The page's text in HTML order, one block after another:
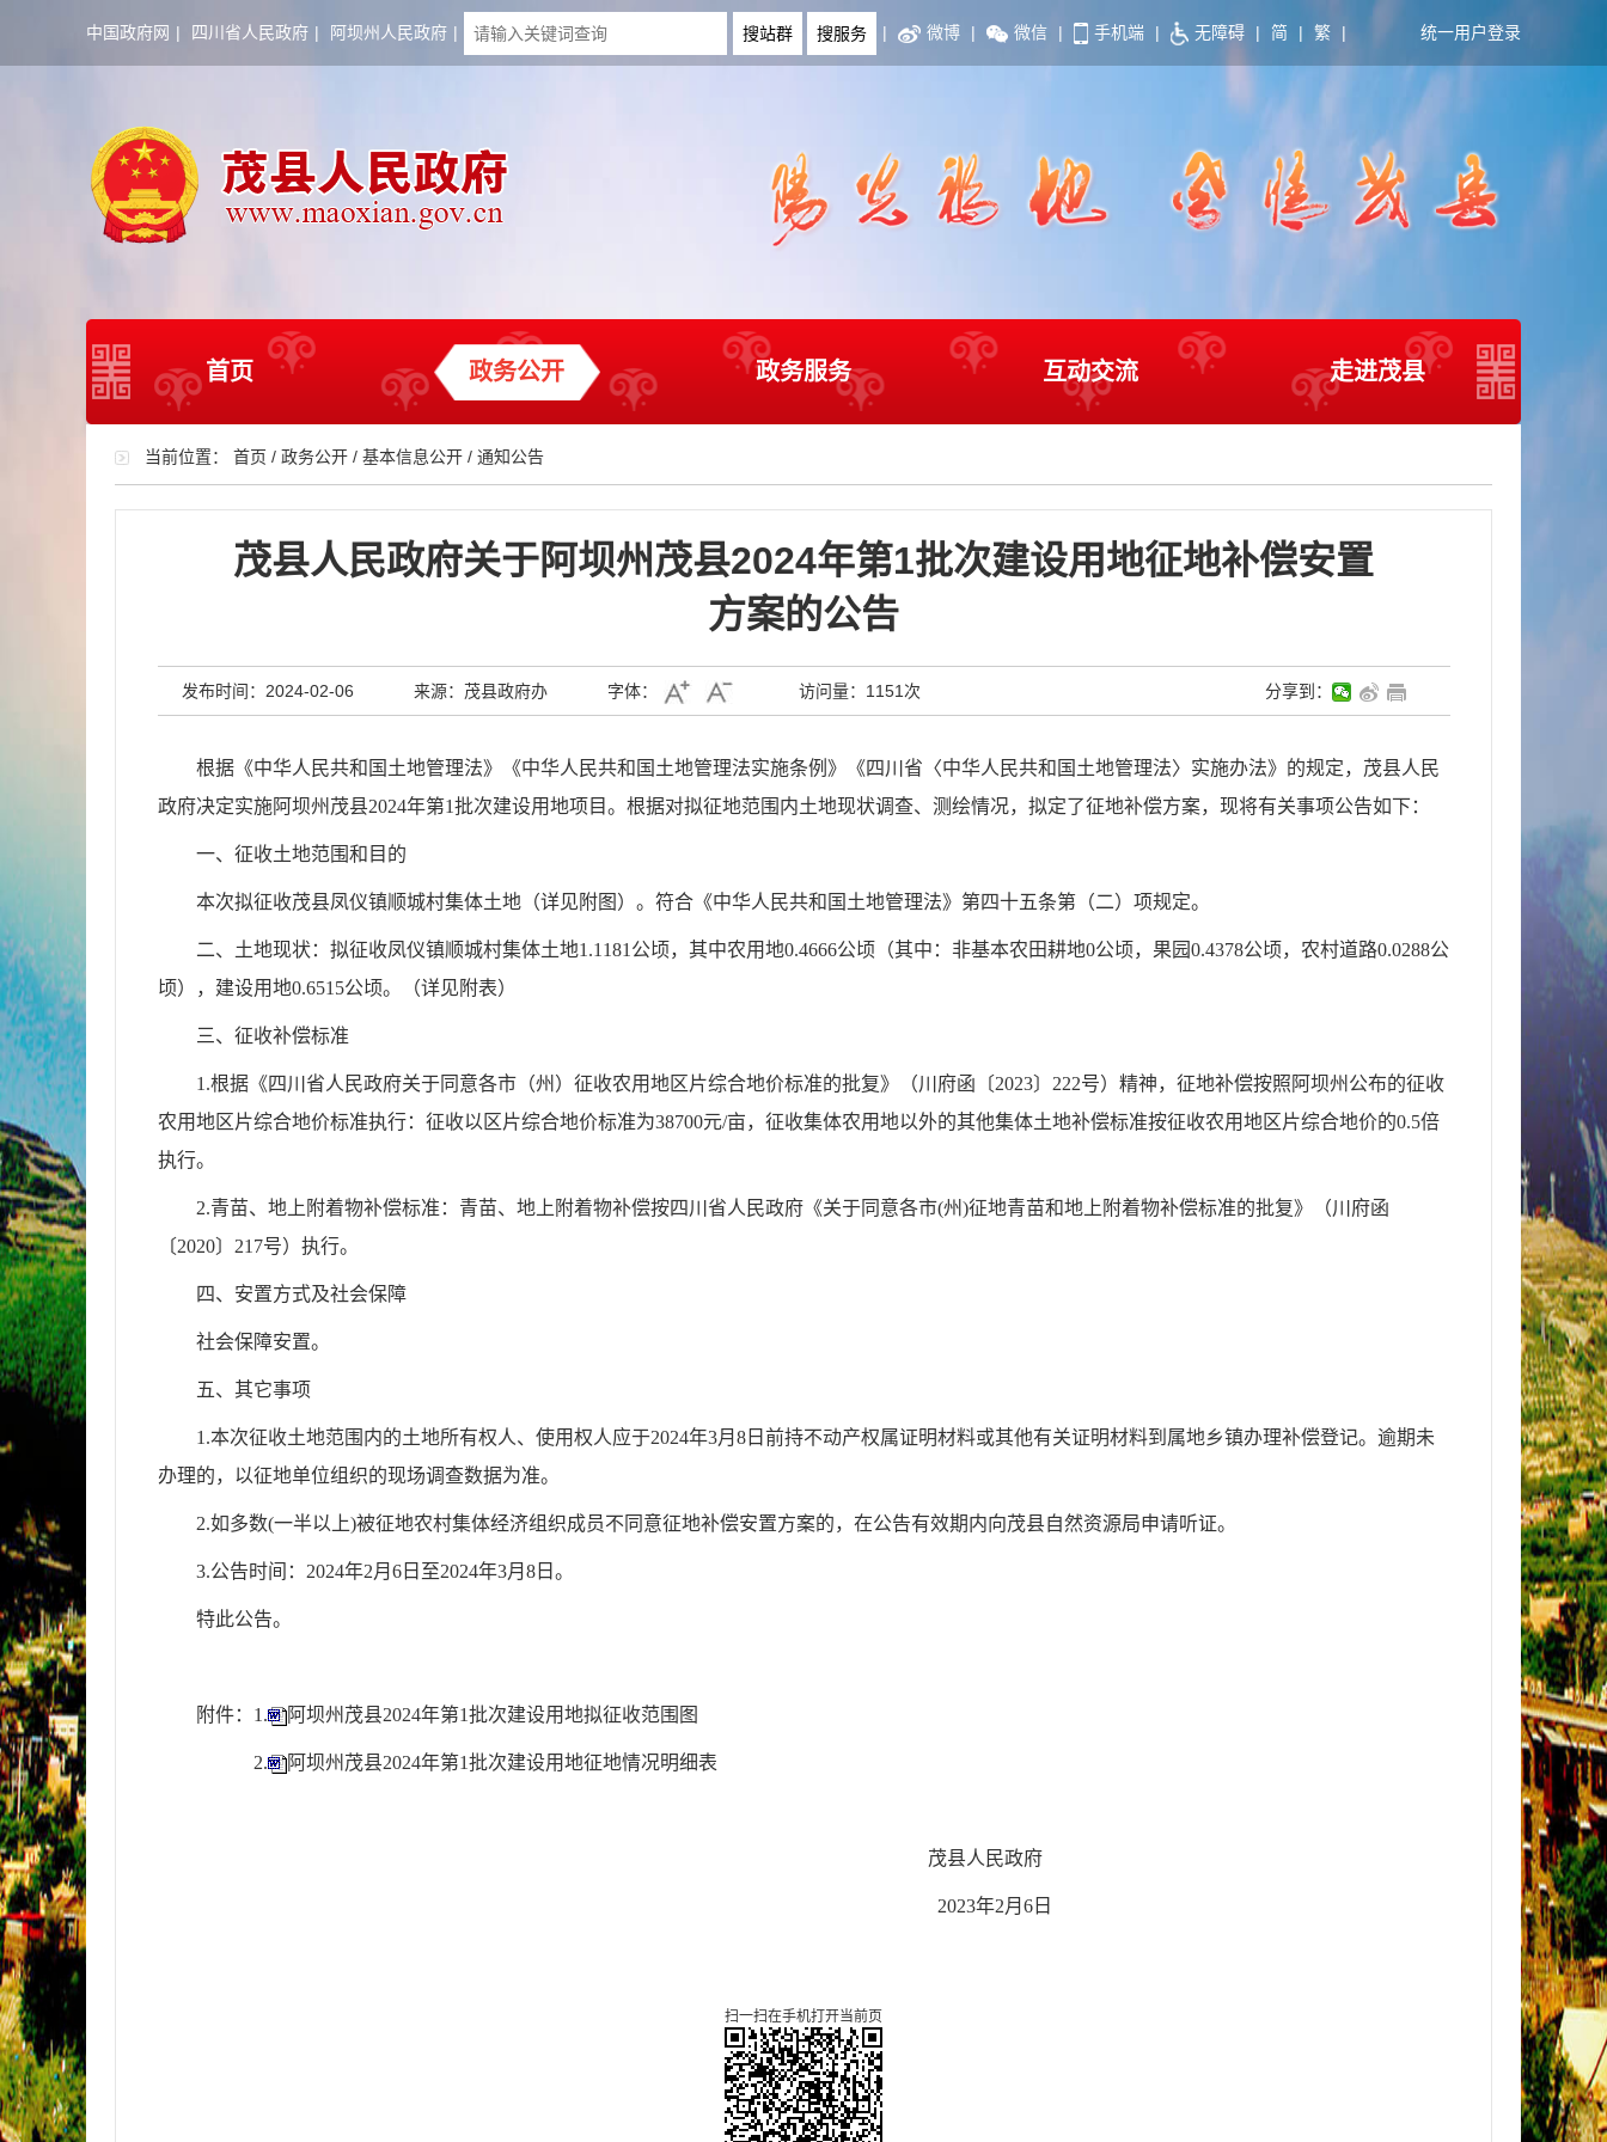
中国政府网 | 四川省人民政府 | 阿坝州人民政府 | | 微博 | 微信 | 手机端 | 无障碍 | 简 | 繁 | 统一用户登录
首页 政务公开 政务服务 互动交流 走进茂县
当前位置： 首页 / 政务公开 / 基本信息公开 / 通知公告
茂县人民政府关于阿坝州茂县2024年第1批次建设用地征地补偿安置
方案的公告
发布时间：2024-02-06 来源：茂县政府办 字体： 访问量： 1151次 分享到：
根据《中华人民共和国土地管理法》《中华人民共和国土地管理法实施条例》《四川省〈中华人民共和国土地管理法〉实施办法》的规定，茂县人民
政府决定实施阿坝州茂县2024年第1批次建设用地项目。根据对拟征地范围内土地现状调查、测绘情况，拟定了征地补偿方案，现将有关事项公告如下：
一、征收土地范围和目的
本次拟征收茂县凤仪镇顺城村集体土地（详见附图）。符合《中华人民共和国土地管理法》第四十五条第（二）项规定。
二、土地现状： 拟征收凤仪镇顺城村集体土地1.1181公顷，其中农用地0.4666公顷 （其中 ： 非基本农田耕地0公顷，果园0.4378公顷，农村道路0.0288公
顷） ，建设用地0.6515公顷。 （详见附表）
三、征收补偿标准
1.根据《四川省人民政府关于同意各市（州）征收农用地区片综合地价标准的批复》（川府函〔2023〕 222号）精神，征地补偿按照阿坝州公布的征收
农用地区片综合地价标准执行：征收以区片综合地价标准为38700元/亩，征收集体农用地以外的其他集体土地补偿标准按征收农用地区片综合地价的0.5倍
执行。
2.青苗、地上附着物补偿标准：青苗、地上附着物补偿按四川省人民政府《关于同意各市(州)征地青苗和地上附着物补偿标准的批复》（川府函
〔2020〕 217号）执行。
四、安置方式及社会保障
社会保障安置。
五、其它事项
1.本次征收土地范围内的土地所有权人、 使用权人应于2024年3月8日前持不动产权属证明材料或其他有关证明材料到属地乡镇办理补偿登记。逾期未
办理的，以征地单位组织的现场调查数据为准。
2.如多数(一半以上)被征地农村集体经济组织成员不同意征地补偿安置方案的，在公告有效期内向茂县自然资源局申请听证。
3.公告时间：2024年2月 6日至2024年3月 8日。
特此公告。
附件： 1. 阿坝州茂县2024年第1批次建设用地拟征收范围图
2. 阿坝州茂县2024年第1批次建设用地征地情况明细表
茂县人民政府
2023年2月 6日
扫一扫在手机打开当前页